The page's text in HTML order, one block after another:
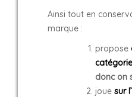
Ainsi tout en
marque :
propose
catégorie
donc on
joue sur